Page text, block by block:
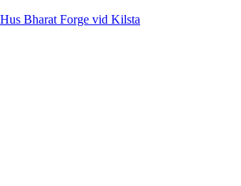
Bharat Forge vid Kilsta